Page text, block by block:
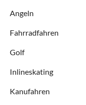
Angeln
Fahrradfahren
Golf
Inlineskating
Kanufahren